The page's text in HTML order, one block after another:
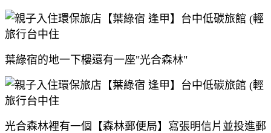
葉綠宿的地一下樓還有一座"光合森林"
光合森林裡有一個【森林郵便局】寫張明信片並投進郵